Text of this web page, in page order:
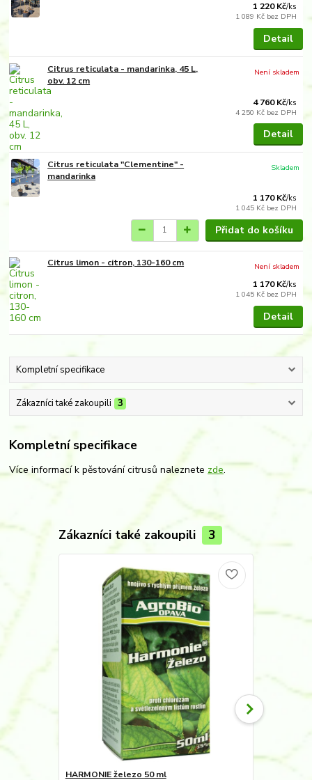
1 220 Kč/ks
1 089 Kč bez DPH
Detail
Citrus reticulata - mandarinka, 45 L,
obv. 12 cm
4 760 Kč/ks
4 250 Kč bez DPH
Není skladem
Detail
Citrus reticulata "Clementine" -
mandarinka
1 170 Kč/ks
1 045 Kč bez DPH
Skladem
Přidat do košíku
Citrus limon - citron, 130-160 cm
1 170 Kč/ks
1 045 Kč bez DPH
Není skladem
Detail
Kompletní specifikace
Zákazníci také zakoupili 3
Kompletní specifikace
Více informací k pěstování citrusů naleznete zde.
Zákazníci také zakoupili 3
HARMONIE železo 50 ml